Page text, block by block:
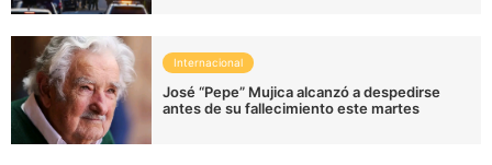
Internacional
José “Pepe” Mujica alcanzó a despedirse
antes de su fallecimiento este martes